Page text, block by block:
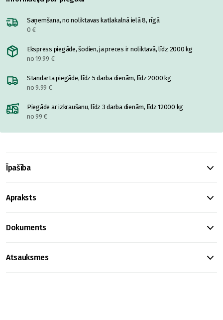
Saņemšana, no noliktavas katlakalnā ielā 8, rīgā
0 €
Ekspress piegāde, šodien, ja preces ir noliktavā, līdz 2000 kg
no 19.99 €
Standarta piegāde, līdz 5 darba dienām, līdz 2000 kg
no 9.99 €
Piegāde ar izkraušanu, līdz 3 darba dienām, līdz 12000 kg
no 99 €
Īpašība
Apraksts
Dokuments
Atsauksmes